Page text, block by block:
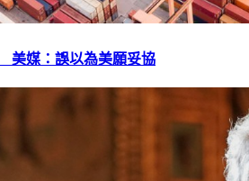
美媒：誤以為美願妥協